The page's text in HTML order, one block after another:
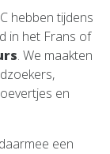
hebben tijdens
in het Frans of
. We maakten
en
een